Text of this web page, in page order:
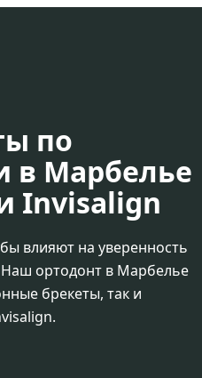
по
в Марбелье
Invisalign
влияют на уверенность
Наш ортодонт в Марбелье
брекеты, так и